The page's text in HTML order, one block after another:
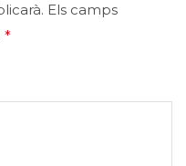
Els camps
*